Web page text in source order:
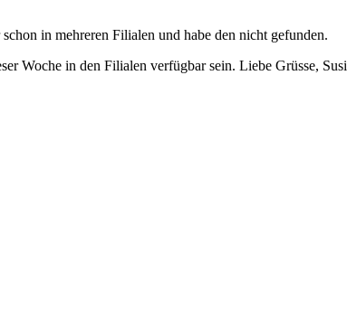
in mehreren Filialen und habe den nicht gefunden.
Woche in den Filialen verfügbar sein. Liebe Grüsse, Susi